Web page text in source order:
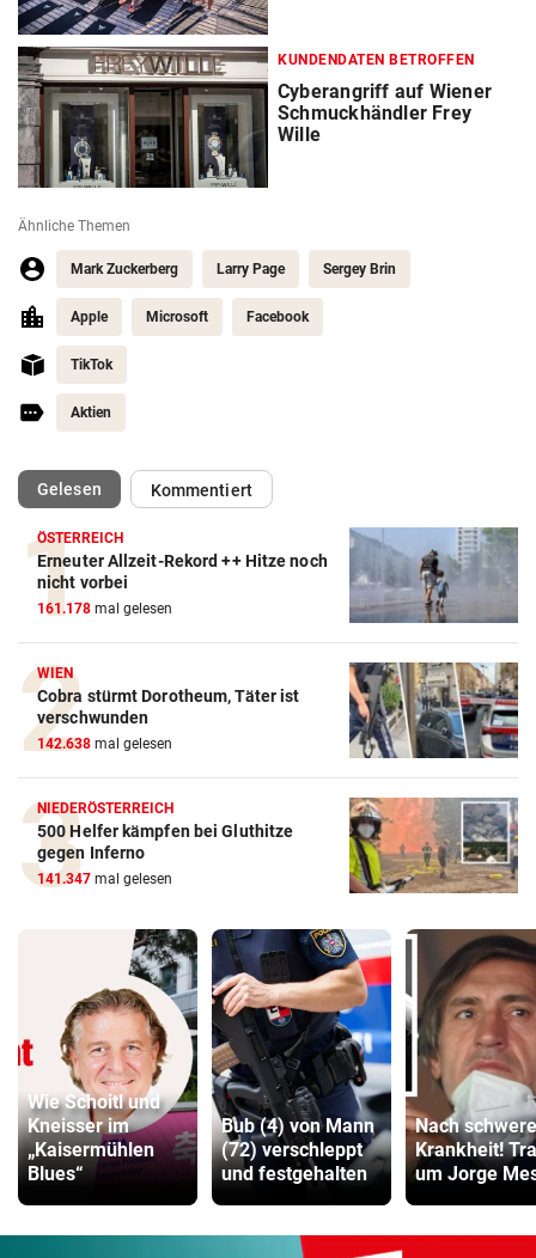
KUNDENDATEN BETROFFEN
Cyberangriff auf Wiener
Schmuckhändler Frey
Wille
Ähnliche Themen
Mark Zuckerberg Larry Page Sergey Brin
Apple Microsoft Facebook
TikTok
Aktien
Gelesen(ausgewählt)Kommentiert
ÖSTERREICH
Erneuter Allzeit-Rekord ++ Hitze noch
nicht vorbei
161.178 mal gelesen
WIEN
Cobra stürmt Dorotheum, Täter ist
verschwunden
142.638 mal gelesen
NIEDERÖSTERREICH
500 Helfer kämpfen bei Gluthitze
gegen Inferno
141.347 mal gelesen
Wie Schoitl und
Kneisser im
„Kaisermühlen
Blues“
Bub (4) von Mann
(72) verschleppt
und festgehalten
Nach
Krankheit!
um Jorge